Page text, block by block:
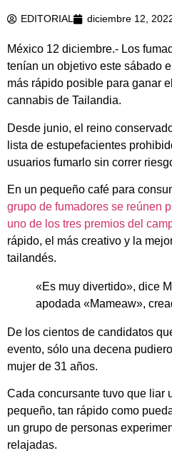
EDITORIAL diciembre 12,
México 12 diciembre.- Los
tenían un objetivo este sábado
más rápido posible para ganar
cannabis de Tailandia.
Desde junio, el reino
lista de estupefacientes
usuarios fumarlo sin correr
En un pequeño café para
grupo de fumadores se reúnen
uno de los tres premios del
rápido, el más creativo y la
tailandés.
«Es muy divertido», dice
apodada «Mameaw»,
De los cientos de candidatos
evento, sólo una decena
mujer de 31 años.
Cada concursante tuvo que liar
pequeño, tan rápido como
un grupo de personas
relajadas.